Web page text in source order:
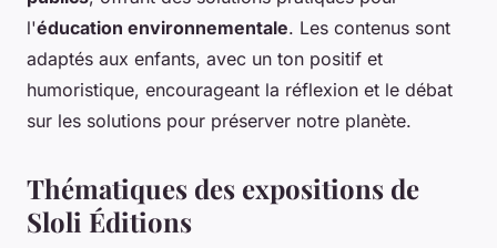
l'éducation environnementale. Les contenus sont
adaptés aux enfants, avec un ton positif et
humoristique, encourageant la réflexion et le débat
sur les solutions pour préserver notre planète.
Thématiques des expositions de
Sloli Éditions